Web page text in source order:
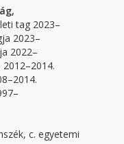
tag 2023–
2023–
2022–
c. egyetemi